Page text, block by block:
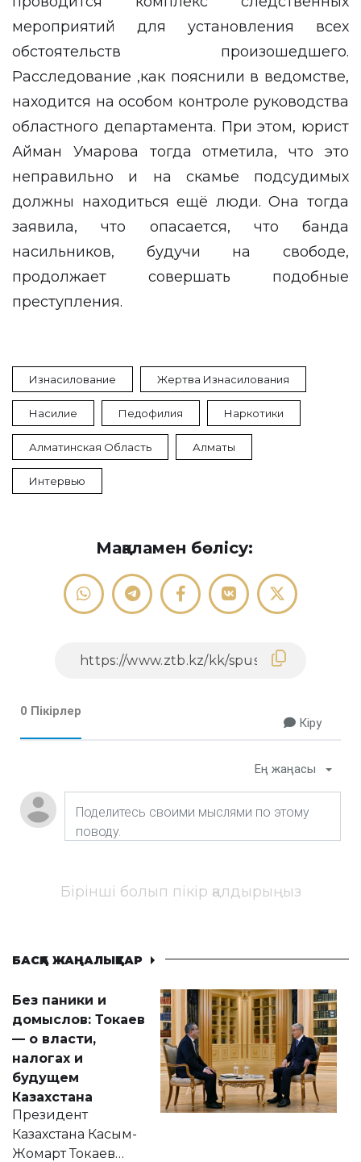
мероприятий для установления всех
обстоятельств произошедшего.
Расследование ,как пояснили в ведомстве,
находится на особом контроле руководства
областного департамента. При этом, юрист
Айман Умарова тогда отметила, что это
неправильно и на скамье подсудимых
должны находиться ещё люди. Она тогда
заявила, что опасается, что банда
насильников, будучи на свободе,
продолжает совершать подобные
преступления.
Изнасилование Жертва Изнасилования
Насилие Педофилия Наркотики
Алматинская Область Алматы
Интервью
Мақаламен бөлісу:
0 Пікірлер
Кіру
Ең жаңасы
Бірінші болып пікір қалдырыңыз
БАСҚА ЖАҢАЛЫҚТАР
Без паники и
домыслов: Токаев
— о власти,
налогах и
будущем
Казахстана
Президент
Казахстана Касым-
Жомарт Токаев